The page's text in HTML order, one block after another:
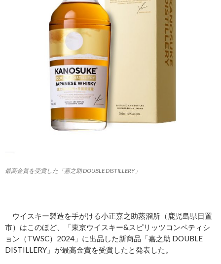
最高金賞を受賞した「嘉之助 DOUBLE DISTILLERY」
ウイスキー製造を手がける小正嘉之助蒸溜所（鹿児島県日置
市）はこのほど、「東京ウイスキー&スピリッツコンペティシ
ョン（TWSC）2024」に出品した新商品「嘉之助 DOUBLE
DISTILLERY」が最高金賞を受賞したと発表した。